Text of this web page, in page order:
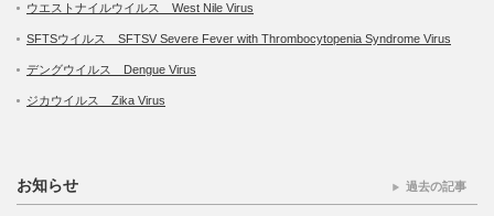
ウエストナイルウイルス West Nile Virus
SFTSウイルス SFTSV Severe Fever with Thrombocytopenia Syndrome Virus
デングウイルス Dengue Virus
ジカウイルス Zika Virus
お知らせ 過去の記事